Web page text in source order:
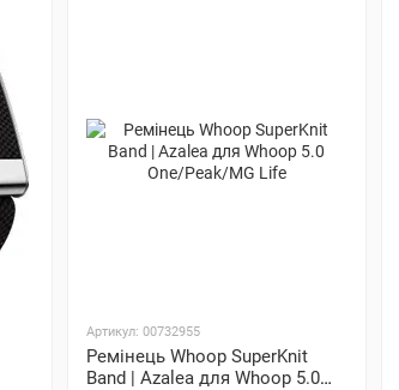
Артикул: 00732955
Ремінець Whoop SuperKnit
Band | Azalea для Whoop 5.0